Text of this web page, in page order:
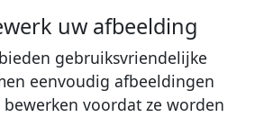
uw afbeelding
gebruiksvriendelijke
eenvoudig afbeeldingen
voordat ze worden